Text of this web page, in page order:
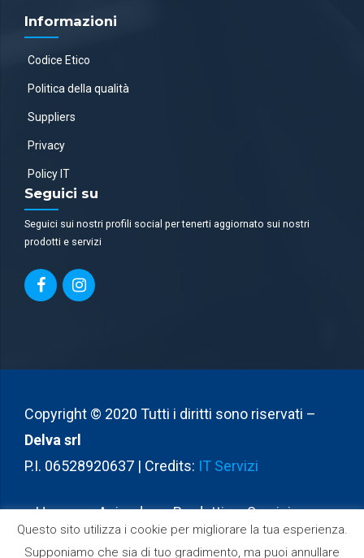
Informazioni
Codice Etico
Politica della qualità
Suppliers
Privacy
Policy IT
Seguici su
Seguici sui nostri profili social per tenerti aggiornato sui nostri
prodotti e servizi
Copyright © 2020 Tutti i diritti sono riservati –
Delva srl
P.I. 06528920637 | Credits: IT Servizi
Home Azienda Prodotti Servizi
Partners Contatti
Questo sito utilizza i cookie per migliorare la tua esperienza.
Supponiamo che sia di tuo gradimento, ma puoi annullare